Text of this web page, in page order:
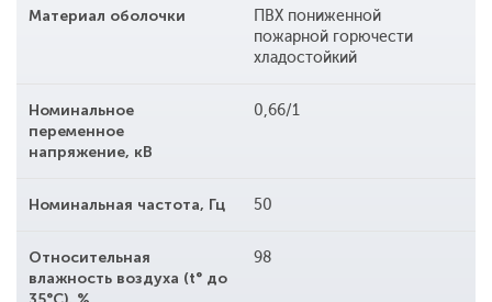
Материал оболочки
ПВХ пониженной
пожарной горючести
хладостойкий
Номинальное
переменное
напряжение, кВ
0,66/1
Номинальная частота, Гц 50
Относительная
влажность воздуха (t° до
98